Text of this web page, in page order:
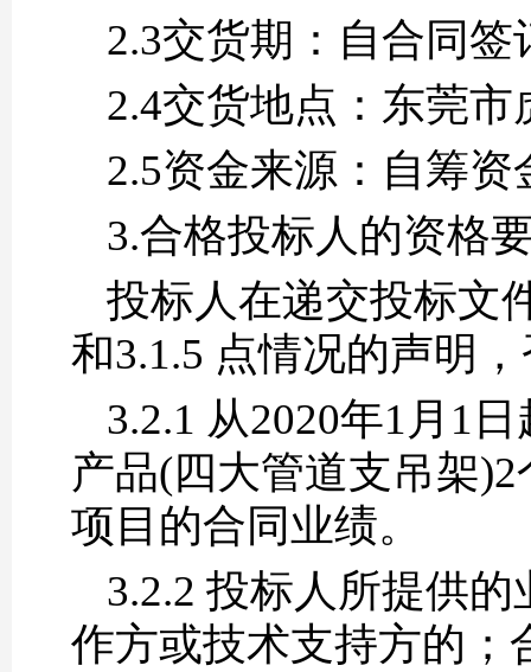
2.3交货期：自合同
2.4交货地点：东莞
2.5资金来源：自筹资
3.合格投标人的资格
投标人在递交投标文
和3.1.5 点情况的声明
3.2.1 从2020年1月1
产品(四大管道支吊架
项目的合同业绩。
3.2.2 投标人所提供
作方或技术支持方的；